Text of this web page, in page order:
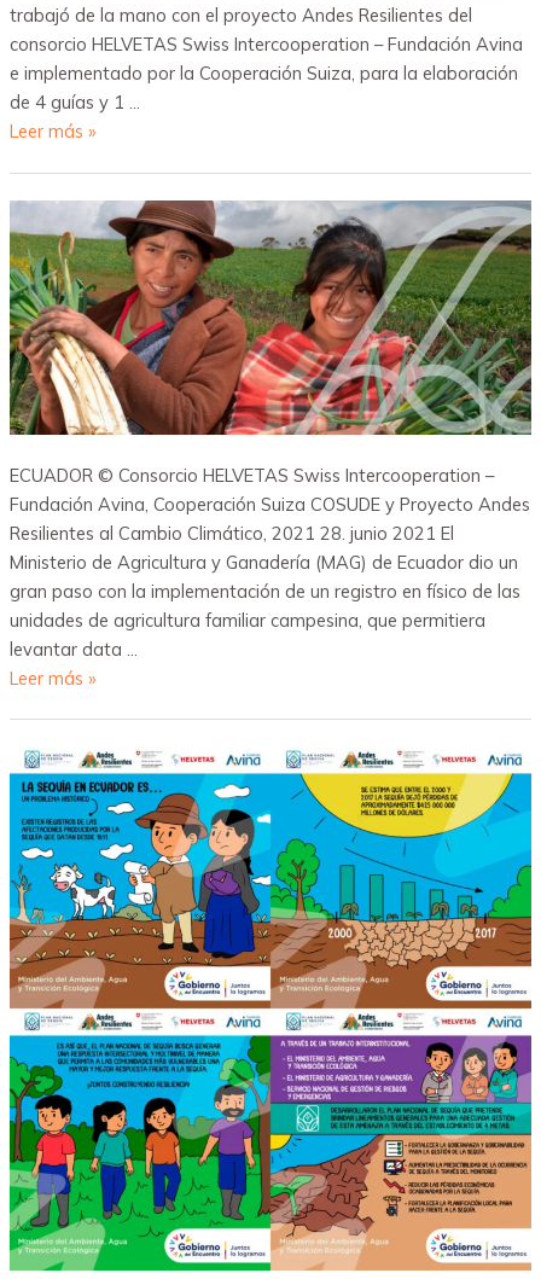
trabajó de la mano con el proyecto Andes Resilientes del
consorcio HELVETAS Swiss Intercooperation – Fundación Avina
e implementado por la Cooperación Suiza, para la elaboración
de 4 guías y 1 …
Leer más »
ECUADOR © Consorcio HELVETAS Swiss Intercooperation –
Fundación Avina, Cooperación Suiza COSUDE y Proyecto Andes
Resilientes al Cambio Climático, 2021 28. junio 2021 El
Ministerio de Agricultura y Ganadería (MAG) de Ecuador dio un
gran paso con la implementación de un registro en físico de las
unidades de agricultura familiar campesina, que permitiera
levantar data …
Leer más »